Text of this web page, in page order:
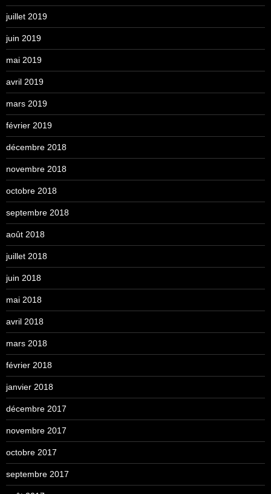
juillet 2019
juin 2019
mai 2019
avril 2019
mars 2019
février 2019
décembre 2018
novembre 2018
octobre 2018
septembre 2018
août 2018
juillet 2018
juin 2018
mai 2018
avril 2018
mars 2018
février 2018
janvier 2018
décembre 2017
novembre 2017
octobre 2017
septembre 2017